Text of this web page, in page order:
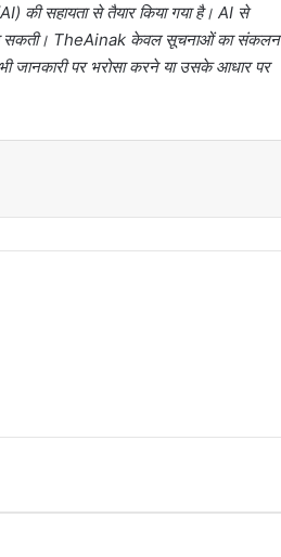
की सहायता से तैयार किया गया है। AI से
जा सकती। TheAinak केवल सूचनाओं का संकलन
जानकारी पर भरोसा करने या उसके आधार पर